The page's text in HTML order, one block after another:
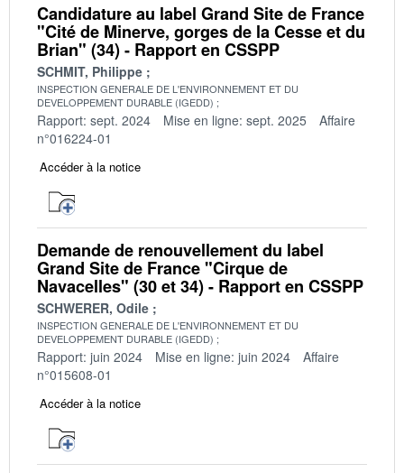
Candidature au label Grand Site de France
"Cité de Minerve, gorges de la Cesse et du
Brian" (34) - Rapport en CSSPP
SCHMIT, Philippe
INSPECTION GENERALE DE L'ENVIRONNEMENT ET DU
DEVELOPPEMENT DURABLE (IGEDD)
Rapport: sept. 2024 Mise en ligne: sept. 2025
Affaire
n°016224-01
Accéder à la notice
Demande de renouvellement du label
Grand Site de France "Cirque de
Navacelles" (30 et 34) - Rapport en CSSPP
SCHWERER, Odile
INSPECTION GENERALE DE L'ENVIRONNEMENT ET DU
DEVELOPPEMENT DURABLE (IGEDD)
Rapport: juin 2024 Mise en ligne: juin 2024
Affaire
n°015608-01
Accéder à la notice